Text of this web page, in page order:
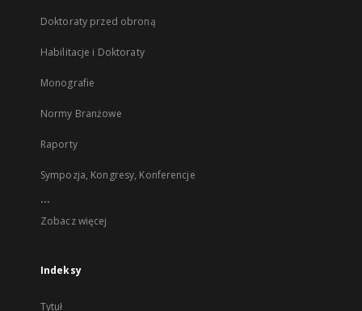
Doktoraty przed obroną
Habilitacje i Doktoraty
Monografie
Normy Branżowe
Raporty
Sympozja, Kongresy, Konferencje
...
Zobacz więcej
Indeksy
Tytuł